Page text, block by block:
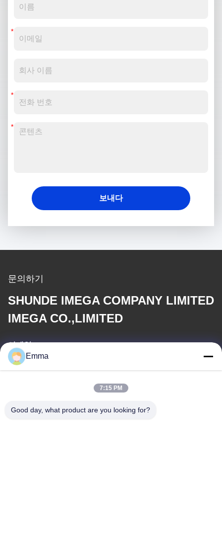
보내다
문의하기
SHUNDE IMEGA COMPANY LIMITED
IMEGA CO.,LIMITED
이메일
Emma
7:15 PM
Good day, what product are you looking for?